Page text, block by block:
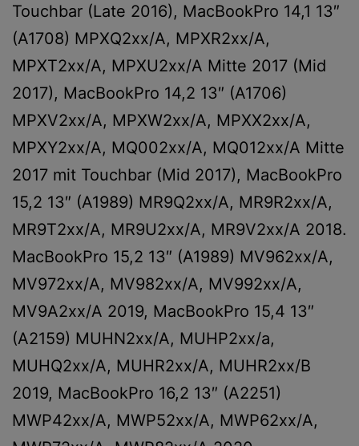
Touchbar (Late 2016), MacBookPro 14,1 13″
(A1708) MPXQ2xx/A, MPXR2xx/A,
MPXT2xx/A, MPXU2xx/A Mitte 2017 (Mid
2017), MacBookPro 14,2 13″ (A1706)
MPXV2xx/A, MPXW2xx/A, MPXX2xx/A,
MPXY2xx/A, MQ002xx/A, MQ012xx/A Mitte
2017 mit Touchbar (Mid 2017), MacBookPro
15,2 13″ (A1989) MR9Q2xx/A, MR9R2xx/A,
MR9T2xx/A, MR9U2xx/A, MR9V2xx/A 2018.
MacBookPro 15,2 13″ (A1989) MV962xx/A,
MV972xx/A, MV982xx/A, MV992xx/A,
MV9A2xx/A 2019, MacBookPro 15,4 13″
(A2159) MUHN2xx/A, MUHP2xx/a,
MUHQ2xx/A, MUHR2xx/A, MUHR2xx/B
2019, MacBookPro 16,2 13″ (A2251)
MWP42xx/A, MWP52xx/A, MWP62xx/A,